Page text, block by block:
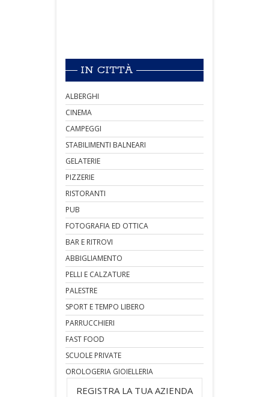
IN CITTÀ
ALBERGHI
CINEMA
CAMPEGGI
STABILIMENTI BALNEARI
GELATERIE
PIZZERIE
RISTORANTI
PUB
FOTOGRAFIA ED OTTICA
BAR E RITROVI
ABBIGLIAMENTO
PELLI E CALZATURE
PALESTRE
SPORT E TEMPO LIBERO
PARRUCCHIERI
FAST FOOD
SCUOLE PRIVATE
OROLOGERIA GIOIELLERIA
REGISTRA LA TUA AZIENDA